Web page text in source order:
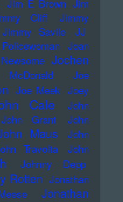
Jim E Brown Jim
Cliff
Jimmy
Jimmy Savile
JJ
Joan
Jochen
Joe
Joe Meek Joey
Cale
John
John Grant
John
Maus
John
Travolta
John
Johnny Depp
Rotten Jonathan
Jonathan